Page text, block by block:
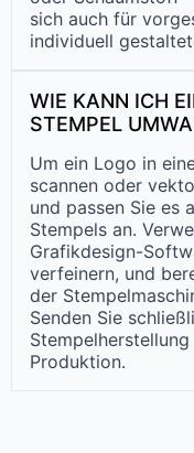
sich auch für
individuell
WIE KANN ICH
STEMPEL
Um ein Logo in
scannen oder
und passen Sie es
Stempels an.
Grafikdesign-
verfeinern, und
der
Senden Sie
Produktion.